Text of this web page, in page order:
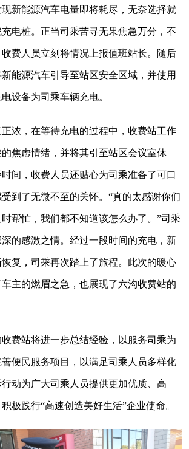
新能源汽车电量即将耗尽，无奈选择就
电桩。正当司乘苦寻无果焦急万分，不
费人员立刻将情况上报值班站长。随后
能源汽车引导至站区安全区域，并使用
设备为司乘车辆充电。
浓，在等待充电的过程中，收费站工作
焦虑情绪，并将其引至站区会议室休
间，收费人员还贴心为司乘准备了可口
到了无微不至的关怀。“真的太感谢你们
帮忙，我们都不知道该怎么办了。”司乘
的感激之情。经过一段时间的充电，新
复，司乘再次踏上了旅程。此次的暖心
主的燃眉之急，也展现了六沟收费站的
费站将进一步总结经验，以服务司乘为
便民服务项目，以满足司乘人员多样化
动为广大司乘人员提供更加优质、高
极践行“高速创造美好生活”企业使命。